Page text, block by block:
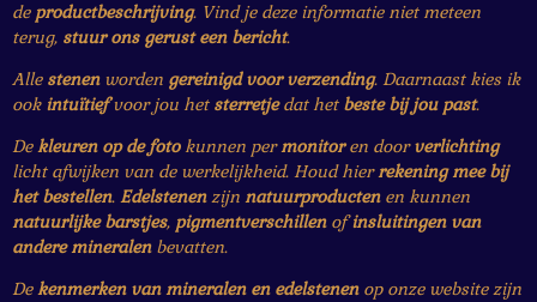
de productbeschrijving. Vind je deze informatie niet meteen
terug, stuur ons gerust een bericht.
Alle stenenworden gereinigd voor verzending. Daarnaast kies ik
ook intuïtiefvoor jou het sterretjedat het beste bij jou past.
Dekleuren op de fotokunnen permonitoren doorverlichting
licht afwijken van de werkelijkheid. Houd hierrekening mee bij
het bestellen. Edelstenenzijn natuurproductenen kunnen
natuurlijke barstjes, pigmentverschillenofinsluitingen van
andere mineralenbevatten.
Dekenmerken van mineralen en edelstenenop onze website zijn